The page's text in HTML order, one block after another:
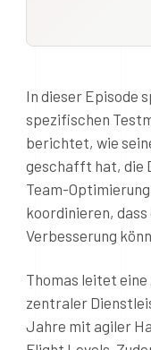
In dieser Episode
spezifischen
berichtet, wie
geschafft hat, die
Team-
koordinieren,
Verbesserung
Thomas leitet
zentraler
Jahre mit agiler